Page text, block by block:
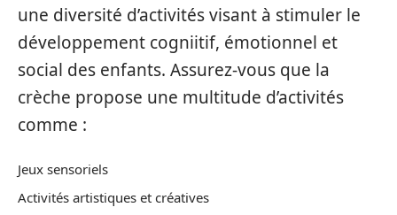
une diversité d’activités visant à stimuler le
développement cogniitif, émotionnel et
social des enfants. Assurez-vous que la
crèche propose une multitude d’activités
comme :
Jeux sensoriels
Activités artistiques et créatives